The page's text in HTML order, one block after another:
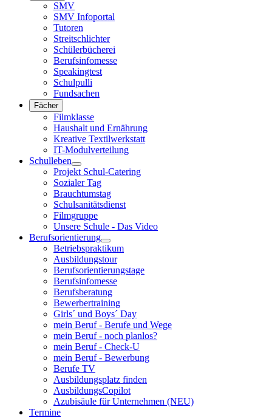
SMV
SMV Infoportal
Tutoren
Streitschlichter
Schülerbücherei
Berufsinfomesse
Speakingtest
Schulpulli
Fundsachen
Fächer
Filmklasse
Haushalt und Ernährung
Kreative Textilwerkstatt
IT-Modulverteilung
Schulleben
Projekt Schul-Catering
Sozialer Tag
Brauchtumstag
Schulsanitätsdienst
Filmgruppe
Unsere Schule - Das Video
Berufsorientierung
Betriebspraktikum
Ausbildungstour
Berufsorientierungstage
Berufsinfomesse
Berufsberatung
Bewerbertraining
Girls´ und Boys´ Day
mein Beruf - Berufe und Wege
mein Beruf - noch planlos?
mein Beruf - Check-U
mein Beruf - Bewerbung
Berufe TV
Ausbildungsplatz finden
AusbildungsCopilot
Azubisäule für Unternehmen (NEU)
Termine